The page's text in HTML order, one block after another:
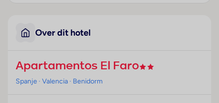
Over dit hotel
Apartamentos El Faro
Spanje · Valencia · Benidorm